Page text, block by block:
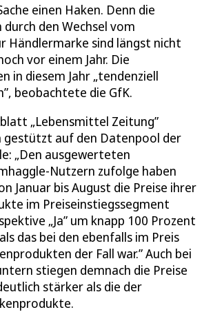
einen Haken. Denn die
den Wechsel vom
Händlermarke sind längst nicht
vor einem Jahr. Die
in diesem Jahr „tendenziell
beobachtete die GfK.
„Lebensmittel Zeitung”
gestützt auf den Datenpool der
„Den ausgewerteten
Nutzern zufolge haben
Januar bis August die Preise ihrer
im Preiseinstiegssegment
„Ja” um knapp 100 Prozent
das bei den ebenfalls im Preis
der Fall war.” Auch bei
stiegen demnach die Preise
stärker als die der